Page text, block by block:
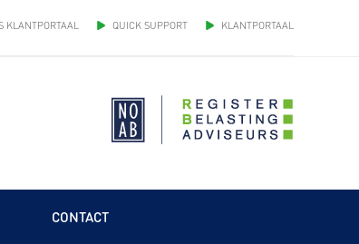
KLANTPORTAAL QUICK SUPPORT KLANTPORTAAL
CONTACT